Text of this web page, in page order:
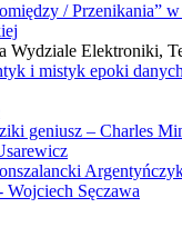
/ Przenikania”
Wydziale Elektroniki,
i mistyk epoki danych
geniusz – Charles
Wojciech Sęczawa